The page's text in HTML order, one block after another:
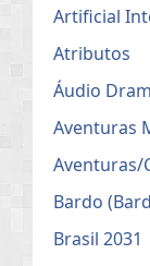
Artificial
Atributos
Áudio
Aventuras
Aventuras/
Bardo
Brasil 2031